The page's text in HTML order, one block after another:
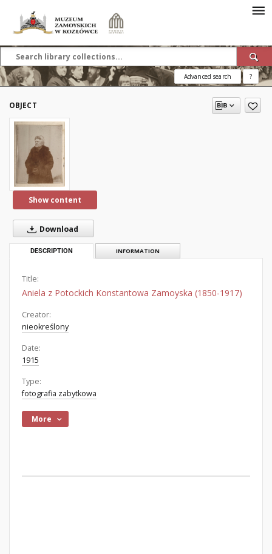
Advanced search ?
OBJECT
Show content
Download
DESCRIPTION INFORMATION
Title:
Aniela z Potockich Konstantowa Zamoyska (1850-1917)
Creator:
nieokreślony
Date:
1915
Type:
fotografia zabytkowa
More